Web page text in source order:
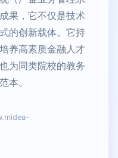
果，它不仅是技术
的创新载体。它持
养高素质金融人才
为同类院校的教务
本。